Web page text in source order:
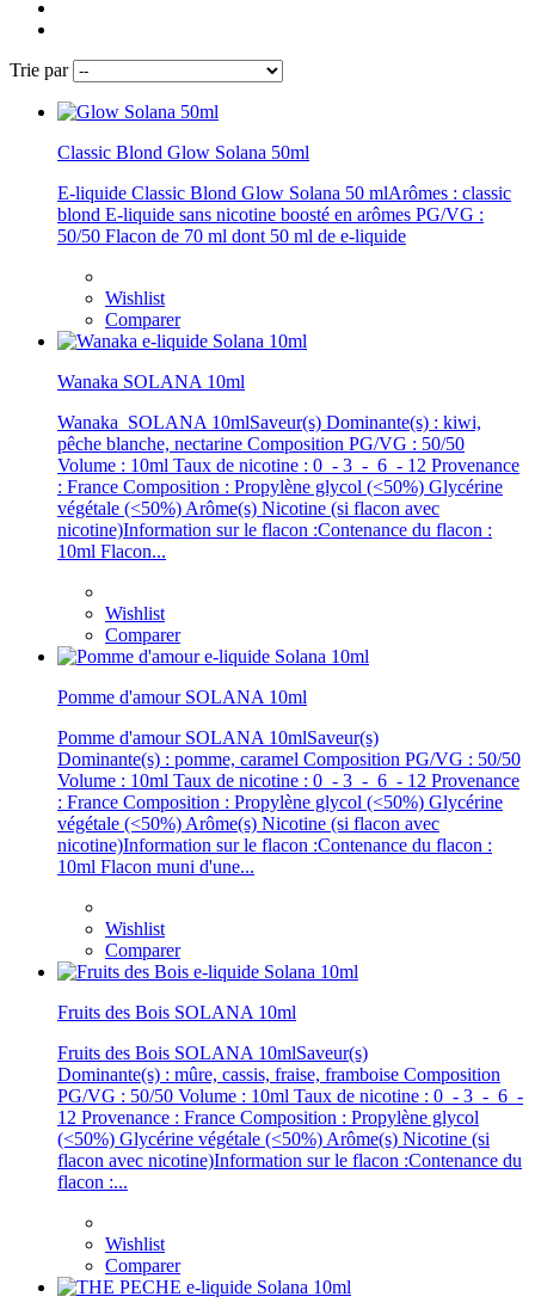
Trie par
Classic Blond Glow Solana 50ml
E-liquide Classic Blond Glow Solana 50 mlArômes : classic
blond E-liquide sans nicotine boosté en arômes PG/VG :
50/50 Flacon de 70 ml dont 50 ml de e-liquide
Wishlist
Comparer
Wanaka SOLANA 10ml
Wanaka SOLANA 10mlSaveur(s) Dominante(s) : kiwi,
pêche blanche, nectarine Composition PG/VG : 50/50
Volume : 10ml Taux de nicotine : 0 - 3 - 6 - 12 Provenance
: France Composition : Propylène glycol (<50%) Glycérine
végétale (<50%) Arôme(s) Nicotine (si flacon avec
nicotine)Information sur le flacon :Contenance du flacon :
10ml Flacon...
Wishlist
Comparer
Pomme d'amour SOLANA 10ml
Pomme d'amour SOLANA 10mlSaveur(s)
Dominante(s) : pomme, caramel Composition PG/VG : 50/50
Volume : 10ml Taux de nicotine : 0 - 3 - 6 - 12 Provenance
: France Composition : Propylène glycol (<50%) Glycérine
végétale (<50%) Arôme(s) Nicotine (si flacon avec
nicotine)Information sur le flacon :Contenance du flacon :
10ml Flacon muni d'une...
Wishlist
Comparer
Fruits des Bois SOLANA 10ml
Fruits des Bois SOLANA 10mlSaveur(s)
Dominante(s) : mûre, cassis, fraise, framboise Composition
PG/VG : 50/50 Volume : 10ml Taux de nicotine : 0 - 3 - 6 -
12 Provenance : France Composition : Propylène glycol
(<50%) Glycérine végétale (<50%) Arôme(s) Nicotine (si
flacon avec nicotine)Information sur le flacon :Contenance du
flacon :...
Wishlist
Comparer